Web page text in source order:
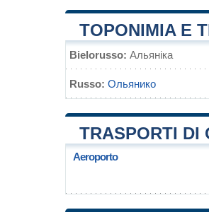
TOPONIMIA E
Bielorusso: Альяніка
Russo: Ольянико
TRASPORTI DI
Aeroporto